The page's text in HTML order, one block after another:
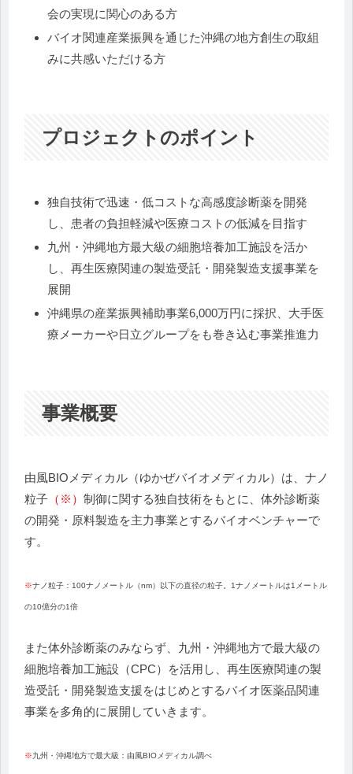
会の実現に関心のある方
バイオ関連産業振興を通じた沖縄の地方創生の取組
みに共感いただける方
プロジェクトのポイント
独自技術で迅速・低コストな高感度診断薬を開発
し、患者の負担軽減や医療コストの低減を目指す
九州・沖縄地方最大級の細胞培養加工施設を活か
し、再生医療関連の製造受託・開発製造支援事業を
展開
沖縄県の産業振興補助事業6,000万円に採択、大手医
療メーカーや日立グループをも巻き込む事業推進力
事業概要
由風BIOメディカル（ゆかぜバイオメディカル）は、ナノ
粒子 （※） 制御に関する独自技術をもとに、体外診断薬
の開発・原料製造を主力事業とするバイオベンチャーで
す。
※ナノ粒子：100ナノメートル（nm）以下の直径の粒子。1ナノメートルは1メートル
の10億分の1倍
また体外診断薬のみならず、九州・沖縄地方で最大級の
細胞培養加工施設（CPC）を活用し、再生医療関連の製
造受託・開発製造支援をはじめとするバイオ医薬品関連
事業を多角的に展開していきます。
※九州・沖縄地方で最大級：由風BIOメディカル調べ